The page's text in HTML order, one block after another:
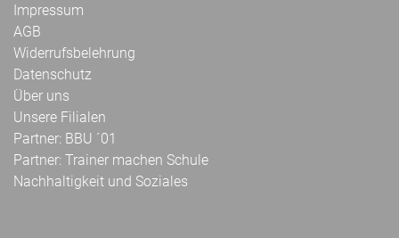
Impressum
AGB
Widerrufsbelehrung
Datenschutz
Über uns
Unsere Filialen
Partner: BBU ´01
Partner: Trainer machen Schule
Nachhaltigkeit und Soziales